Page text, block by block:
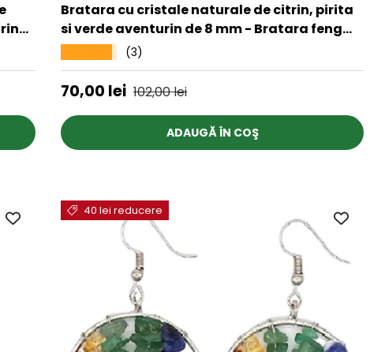
Bratara cu cristale naturale de citrin, pirita
si verde aventurin de 8 mm - Bratara feng
shui pentru meditatie, noroc, prosperitate
(3)
Preț de vânzare
70,00 lei Preț obișnuit
102,00 lei
ADAUGĂ ÎN COŞ
40 lei reducere